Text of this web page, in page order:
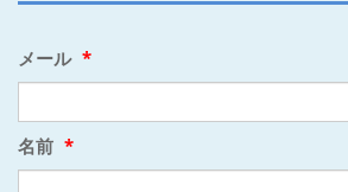
メール *
名前 *